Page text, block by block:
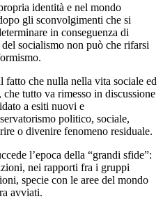
identità e nel mondo
gli sconvolgimenti che si
in conseguenza di
socialismo non può che rifarsi
che nulla nella vita sociale ed
tutto va rimesso in discussione
a esiti nuovi e
politico, sociale,
o divenire fenomeno residuale.
l’epoca della “grandi sfide”:
nei rapporti fra i gruppi
specie con le aree del mondo
avviati.